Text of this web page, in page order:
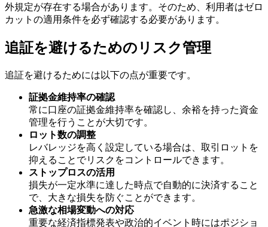
外規定が存在する場合があります。そのため、利用者はゼロ
カットの適用条件を必ず確認する必要があります。
追証を避けるためのリスク管理
追証を避けるためには以下の点が重要です。
証拠金維持率の確認
常に口座の証拠金維持率を確認し、余裕を持った資金
管理を行うことが大切です。
ロット数の調整
レバレッジを高く設定している場合は、取引ロットを
抑えることでリスクをコントロールできます。
ストップロスの活用
損失が一定水準に達した時点で自動的に決済すること
で、大きな損失を防ぐことができます。
急激な相場変動への対応
重要な経済指標発表や政治的イベント時にはポジショ